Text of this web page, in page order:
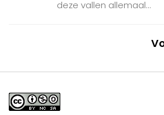
deze vallen allemaal...